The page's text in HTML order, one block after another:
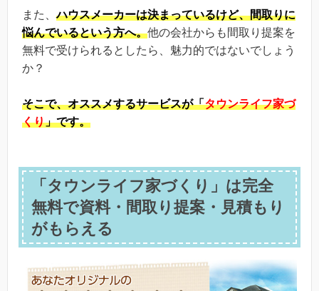
また、ハウスメーカーは決まっているけど、間取りに
悩んでいるという方へ。他の会社からも間取り提案を
無料で受けられるとしたら、魅力的ではないでしょう
か？
そこで、オススメするサービスが「タウンライフ家づ
くり」です。
「タウンライフ家づくり」は完全
無料で資料・間取り提案・見積もり
がもらえる